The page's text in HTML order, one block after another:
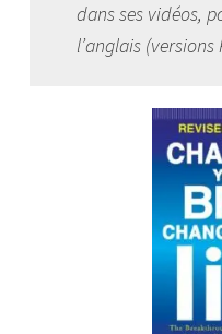
dans ses vidéos,
l’anglais